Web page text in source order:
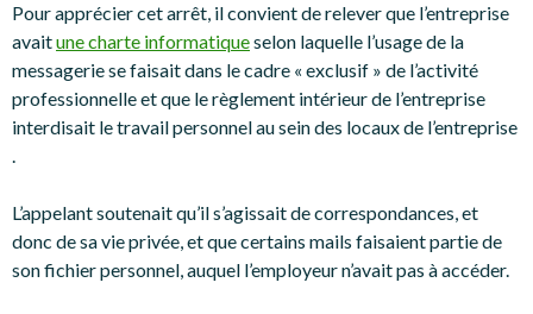
Pour apprécier cet arrêt, il convient de relever que l’entreprise
avaitune charte informatiqueselon laquelle l’usage de la
messagerie se faisait dans le cadre « exclusif » de l’activité
professionnelle et que le règlement intérieur de l’entreprise
interdisait le travail personnel au sein des locaux de l’entreprise
.
L’appelant soutenait qu’il s’agissait de correspondances, et
donc de sa vie privée, et que certains mails faisaient partie de
son fichier personnel, auquel l’employeur n’avait pas à accéder.